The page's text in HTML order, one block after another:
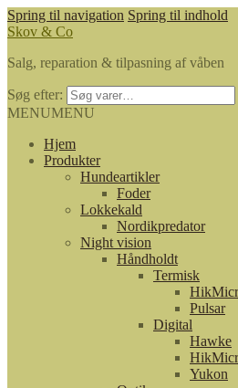
Spring til navigation Spring til indhold
Skov & Co
Salg, reparation & tilpasning af våben
Søg efter:
MENUMENU
Hjem
Produkter
Hundeartikler
Foder
Lokkekald
Nordikpredator
Night vision
Håndholdt
Termisk
Pulsar
Digital
Hawke
Yukon